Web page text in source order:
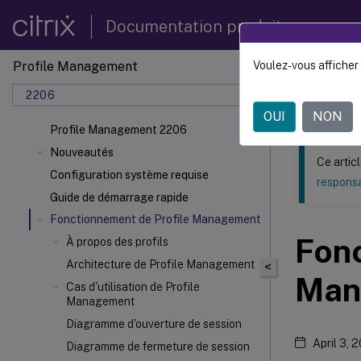
Documentation produit
Profile Management
2206
Profile Management 2206
Nouveautés
Configuration système requise
Guide de démarrage rapide
Fonctionnement de Profile Management
À propos des profils
Architecture de Profile Management
Cas d'utilisation de Profile
Management
Diagramme d'ouverture de session
Diagramme de fermeture de session
Ce contenu a
Profile
<
Ce
April 3,
Voulez-vous
OUI NON